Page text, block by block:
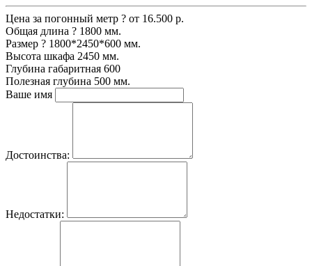
Цена за погонный метр ? от 16.500 р.
Общая длина ? 1800 мм.
Размер ? 1800*2450*600 мм.
Высота шкафа 2450 мм.
Глубина габаритная 600
Полезная глубина 500 мм.
Ваше имя
Достоинства:
Недостатки: